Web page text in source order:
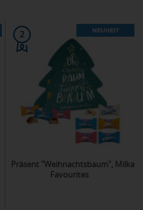
2
Präsent "Weihnachtsbaum", Milka
Favourites